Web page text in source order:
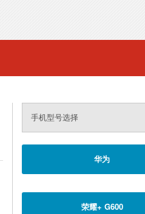
手机型号选择
华为
荣耀+ G600